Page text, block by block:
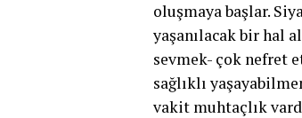
oluşmaya başlar.
yaşanılacak bir hal
sevmek- çok nefret
sağlıklı
vakit muhtaçlık